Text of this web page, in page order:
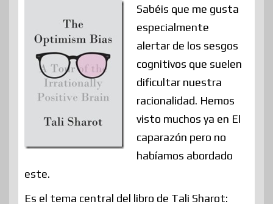
Sabéis que me gusta
especialmente
alertar de los sesgos
cognitivos que suelen
dificultar nuestra
racionalidad. Hemos
visto muchos ya en El
caparazón pero no
habíamos abordado
este.
Es el tema central del libro de Tali Sharot: